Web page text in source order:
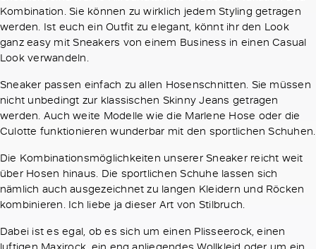
Kombination. Sie können zu wirklich jedem Styling getragen
werden. Ist euch ein Outfit zu elegant, könnt ihr den Look
ganz easy mit Sneakers von einem Business in einen Casual
Look verwandeln.
Sneaker passen einfach zu allen Hosenschnitten. Sie müssen
nicht unbedingt zur klassischen Skinny Jeans getragen
werden. Auch weite Modelle wie die Marlene Hose oder die
Culotte funktionieren wunderbar mit den sportlichen Schuhen.
Die Kombinationsmöglichkeiten unserer Sneaker reicht weit
über Hosen hinaus. Die sportlichen Schuhe lassen sich
nämlich auch ausgezeichnet zu langen Kleidern und Röcken
kombinieren. Ich liebe ja dieser Art von Stilbruch.
Dabei ist es egal, ob es sich um einen Plisseerock, einen